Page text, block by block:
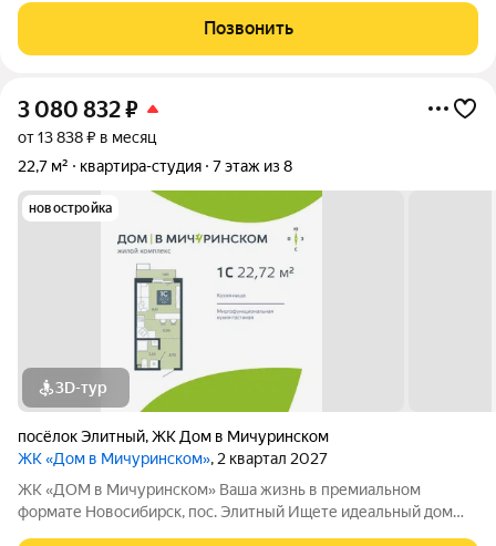
Уютный посёлок Элитный. Зелёная, тихая и перспективная
локация с хорошей транспортной
Позвонить
3 080 832₽
от 13 838 ₽ в месяц
22,7 м²
квартира-студия 7 этаж из 8
новостройка
3D-тур
посёлок Элитный,ЖК Дом в Мичуринском
ЖК «Дом в Мичуринском», 2 квартал 2027
ЖК «ДОМ в Мичуринском» Ваша жизнь в премиальном
формате Новосибирск, пос. Элитный Ищете идеальный дом